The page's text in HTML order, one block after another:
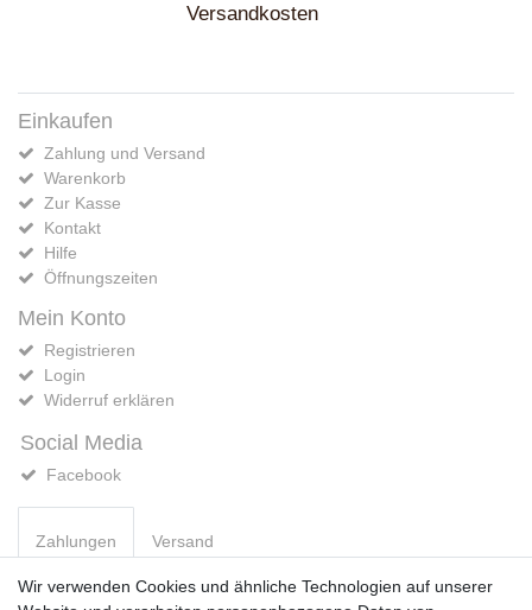
Versandkosten
Einkaufen
Zahlung und Versand
Warenkorb
Zur Kasse
Kontakt
Hilfe
Öffnungszeiten
Mein Konto
Registrieren
Login
Widerruf erklären
Social Media
Facebook
Zahlungen Versand
Wir verwenden Cookies und ähnliche Technologien auf unserer